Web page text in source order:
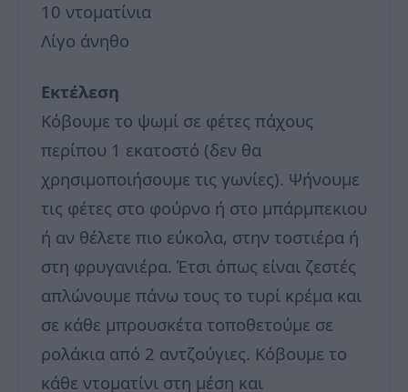
10 ντοματίνια
Λίγο άνηθο
Εκτέλεση
Κόβουμε το ψωμί σε φέτες πάχους
περίπου 1 εκατοστό (δεν θα
χρησιμοποιήσουμε τις γωνίες). Ψήνουμε
τις φέτες στο φούρνο ή στο μπάρμπεκιου
ή αν θέλετε πιο εύκολα, στην τοστιέρα ή
στη φρυγανιέρα. Έτσι όπως είναι ζεστές
απλώνουμε πάνω τους το τυρί κρέμα και
σε κάθε μπρουσκέτα τοποθετούμε σε
ρολάκια από 2 αντζούγιες. Κόβουμε το
κάθε ντοματίνι στη μέση και